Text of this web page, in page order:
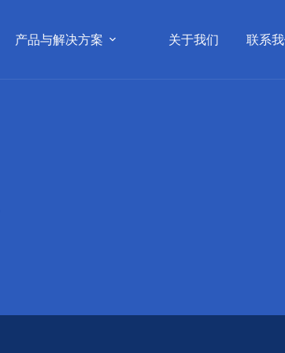
产品与解决方案 关于我们 联系